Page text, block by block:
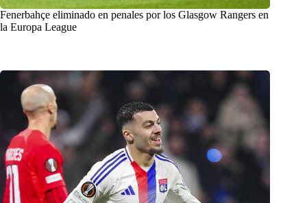
Fenerbahçe eliminado en penales por los Glasgow Rangers en
la Europa League